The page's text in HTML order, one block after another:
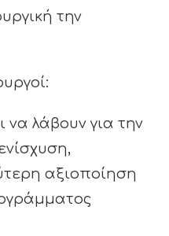
την
να λάβουν για την
αξιοποίηση